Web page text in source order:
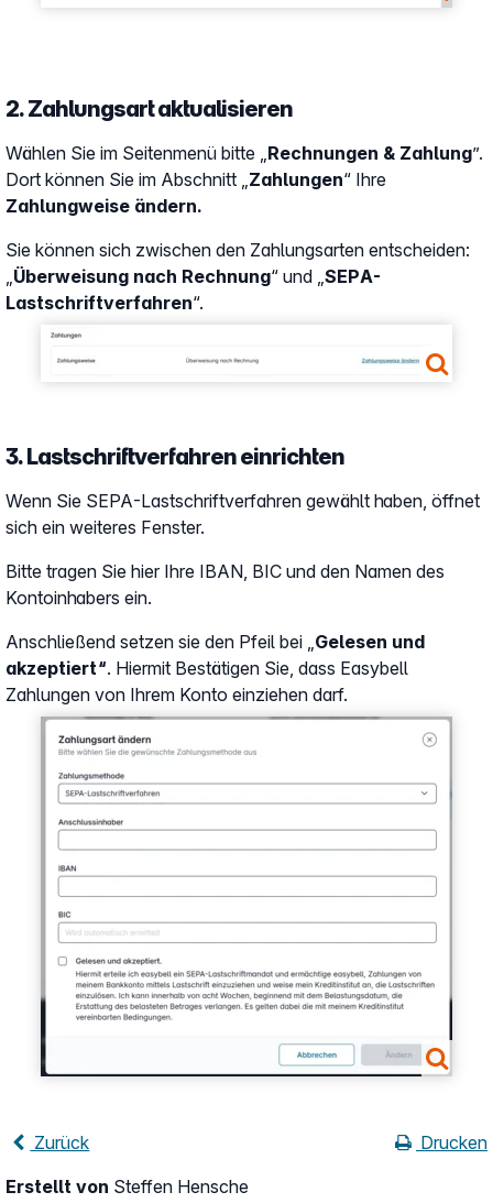
2. Zahlungsart aktualisieren
Show larger version
Wählen Sie im Seitenmenü bitte „Rechnungen & Zahlung”.
Dort können Sie im Abschnitt „Zahlungen“ Ihre
Zahlungweise ändern.
Sie können sich zwischen den Zahlungsarten entscheiden:
„Überweisung nach Rechnung“ und „SEPA-
Lastschriftverfahren“.
3. Lastschriftverfahren einrichten
Show larger version
Wenn Sie SEPA-Lastschriftverfahren gewählt haben, öffnet
sich ein weiteres Fenster.
Bitte tragen Sie hier Ihre IBAN, BIC und den Namen des
Kontoinhabers ein.
Anschließend setzen sie den Pfeil bei „Gelesen und
akzeptiert“. Hiermit Bestätigen Sie, dass Easybell
Zahlungen von Ihrem Konto einziehen darf.
Zurück
Drucken
Erstellt von Steffen Hensche